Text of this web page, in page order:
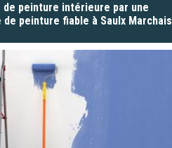
de peinture intérieure par une
peinture fiable à Saulx Marchais